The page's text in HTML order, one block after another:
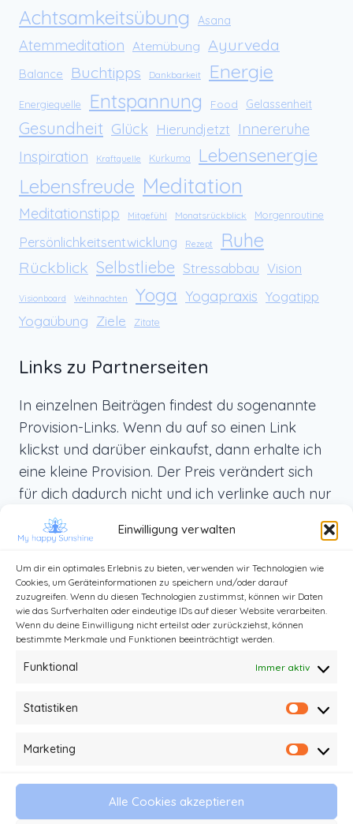
Einwilligung verwalten
Um dir ein optimales Erlebnis zu bieten, verwenden wir Technologien wie
Cookies, um Geräteinformationen zu speichern und/oder darauf
zuzugreifen. Wenn du diesen Technologien zustimmst, können wir Daten
wie das Surfverhalten oder eindeutige IDs auf dieser Website verarbeiten.
Wenn du deine Einwilligung nicht erteilst oder zurückziehst, können
bestimmte Merkmale und Funktionen beeinträchtigt werden.
Funktional Immer aktiv
Statistiken
Marketing
Alle Cookies akzeptieren
Achtsamkeitsübung Asana
Atemmeditation Atemübung Ayurveda
Balance Buchtipps Dankbarkeit Energie
Energiequelle Entspannung Food Gelassenheit
Gesundheit Glück Hierundjetzt
Innereruhe
Inspiration
Kraftquelle Kurkuma Lebensenergie
Lebensfreude Meditation
Meditationstipp Mitgefühl Monatsrückblick Morgenroutine
Persönlichkeitsentwicklung Rezept Ruhe
Rückblick Selbstliebe Stressabbau Vision
Visionboard Weihnachten Yoga Yogapraxis Yogatipp
Yogaübung Ziele Zitate
Links zu Partnerseiten
In einzelnen Beiträgen findest du sogenannte
Provision-Links. Wenn du auf so einen Link
klickst und darüber einkaufst, dann erhalte ich
eine kleine Provision. Der Preis verändert sich
für dich dadurch nicht und ich verlinke auch nur
Produkte, die ich selbst benutze und die ich dir
von ganzem Herzen weiterempfehlen kann.